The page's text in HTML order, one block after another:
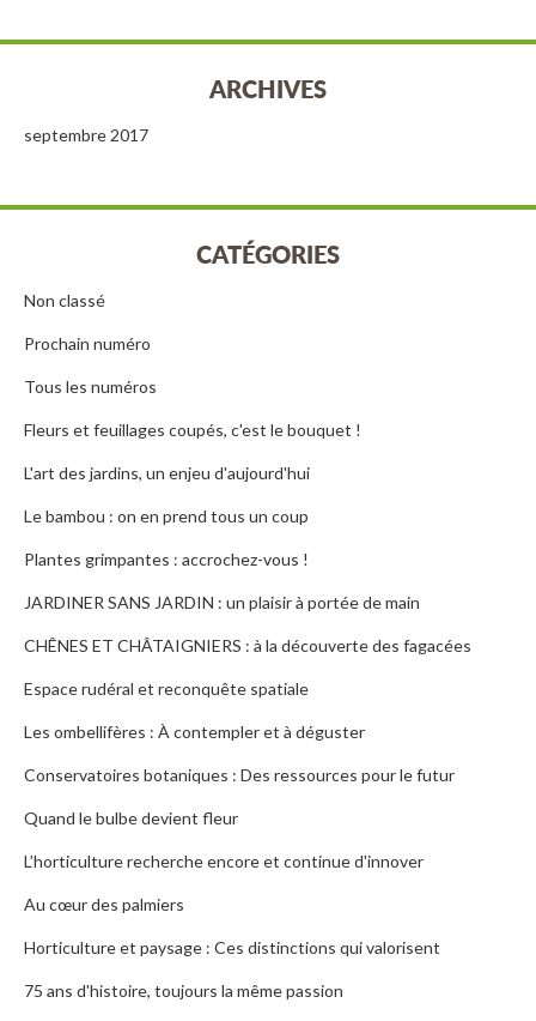
ARCHIVES
septembre 2017
CATÉGORIES
Non classé
Prochain numéro
Tous les numéros
Fleurs et feuillages coupés, c'est le bouquet !
L'art des jardins, un enjeu d'aujourd'hui
Le bambou : on en prend tous un coup
Plantes grimpantes : accrochez-vous !
JARDINER SANS JARDIN : un plaisir à portée de main
CHÊNES ET CHÂTAIGNIERS : à la découverte des fagacées
Espace rudéral et reconquête spatiale
Les ombellifères : À contempler et à déguster
Conservatoires botaniques : Des ressources pour le futur
Quand le bulbe devient fleur
L’horticulture recherche encore et continue d'innover
Au cœur des palmiers
Horticulture et paysage : Ces distinctions qui valorisent
75 ans d'histoire, toujours la même passion